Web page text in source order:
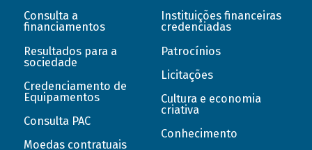
Consulta a
financiamentos
Resultados para a
sociedade
Credenciamento de
Equipamentos
Consulta PAC
Moedas contratuais
Instituições financeiras
credenciadas
Patrocínios
Licitações
Cultura e economia
criativa
Conhecimento